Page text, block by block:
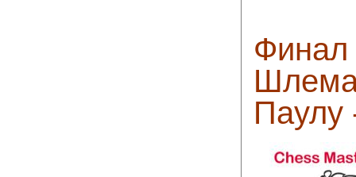
Финал
Паулу